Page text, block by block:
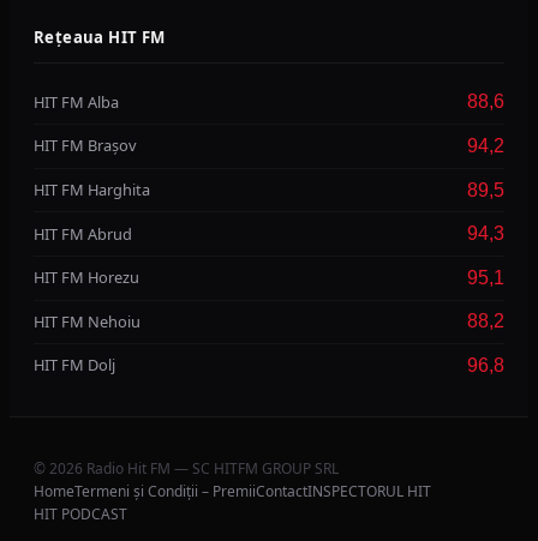
Rețeaua HIT FM
HIT FM Alba 88,6
HIT FM Brașov 94,2
HIT FM Harghita 89,5
HIT FM Abrud 94,3
HIT FM Horezu 95,1
HIT FM Nehoiu 88,2
HIT FM Dolj 96,8
© 2026 Radio Hit FM — SC HITFM GROUP SRL
HomeTermeni și Condiții – PremiiContactINSPECTORUL HIT
HIT PODCAST